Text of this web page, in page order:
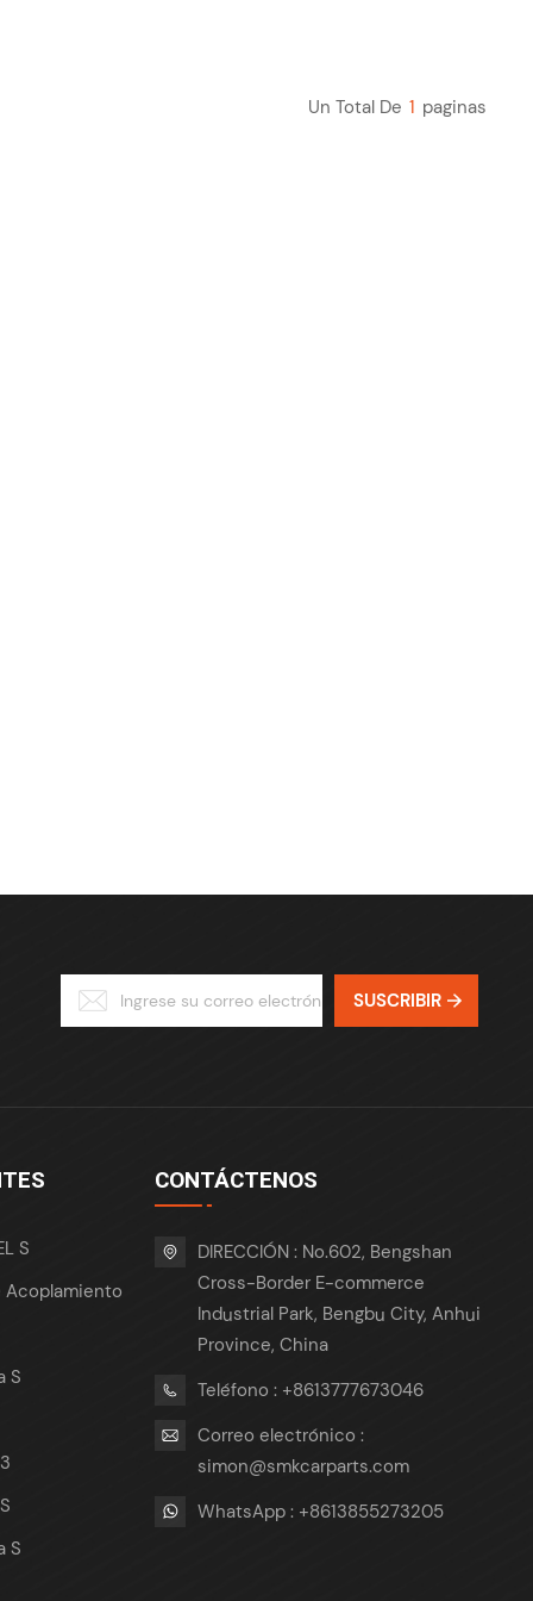
Un Total De 1 Paginas
SUSCRIBIR
S
Acoplamiento
S
S
CONTÁCTENOS
DIRECCIÓN : No.602, Bengshan
Cross-Border E-commerce
Industrial Park, Bengbu City, Anhui
Province, China
Teléfono : +8613777673046
Correo electrónico :
simon@smkcarparts.com
WhatsApp : +8613855273205